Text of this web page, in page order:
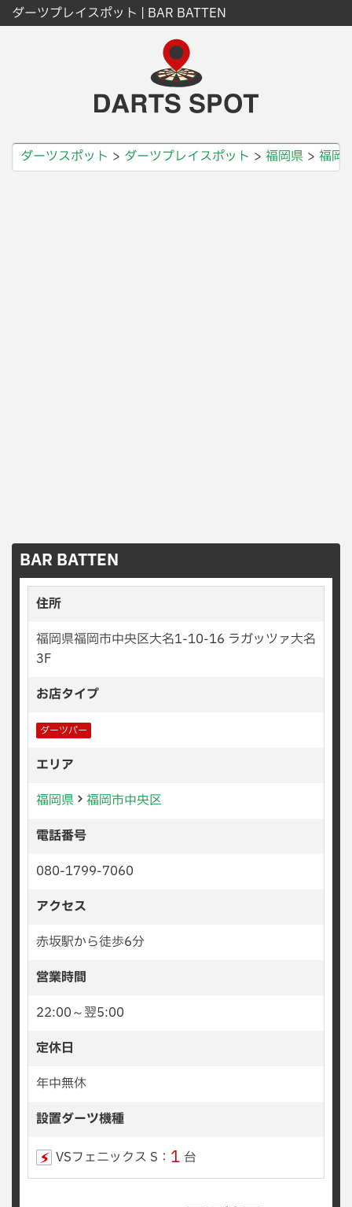
ダーツプレイスポット | BAR BATTEN
ダーツスポット ダーツプレイスポット 福岡県 福岡
BAR BATTEN
住所
福岡県福岡市中央区大名1-10-16 ラガッツァ大名
3F
お店タイプ
ダーツバー
エリア
福岡県
福岡市中央区
電話番号
080-1799-7060
アクセス
赤坂駅から徒歩6分
営業時間
22:00～翌5:00
定休日
年中無休
設置ダーツ機種
VSフェニックス S： 1 台